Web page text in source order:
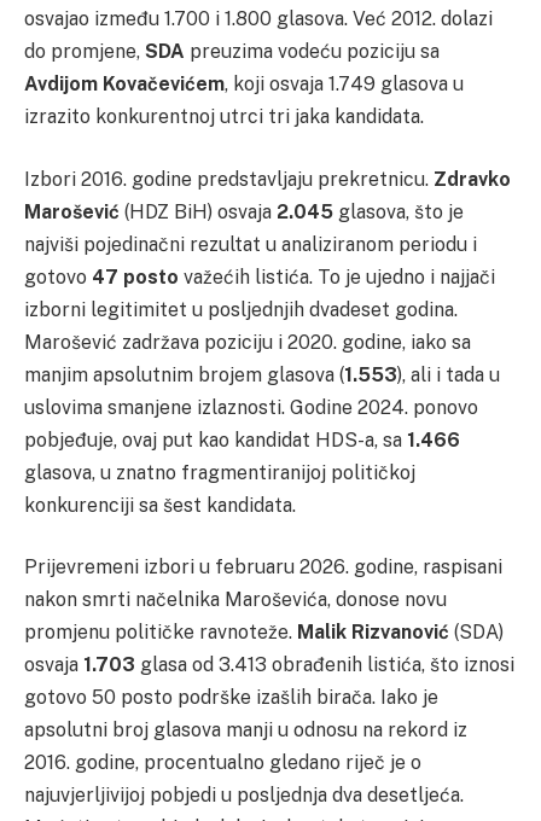
osvajao između 1.700 i 1.800 glasova. Već 2012. dolazi
do promjene, SDA preuzima vodeću poziciju sa
Avdijom Kovačevićem, koji osvaja 1.749 glasova u
izrazito konkurentnoj utrci tri jaka kandidata.
Izbori 2016. godine predstavljaju prekretnicu. Zdravko
Marošević (HDZ BiH) osvaja 2.045 glasova, što je
najviši pojedinačni rezultat u analiziranom periodu i
gotovo 47 posto važećih listića. To je ujedno i najjači
izborni legitimitet u posljednjih dvadeset godina.
Marošević zadržava poziciju i 2020. godine, iako sa
manjim apsolutnim brojem glasova (1.553), ali i tada u
uslovima smanjene izlaznosti. Godine 2024. ponovo
pobjeđuje, ovaj put kao kandidat HDS-a, sa 1.466
glasova, u znatno fragmentiranijoj političkoj
konkurenciji sa šest kandidata.
Prijevremeni izbori u februaru 2026. godine, raspisani
nakon smrti načelnika Maroševića, donose novu
promjenu političke ravnoteže. Malik Rizvanović (SDA)
osvaja 1.703 glasa od 3.413 obrađenih listića, što iznosi
gotovo 50 posto podrške izašlih birača. Iako je
apsolutni broj glasova manji u odnosu na rekord iz
2016. godine, procentualno gledano riječ je o
najuvjerljivijoj pobjedi u posljednja dva desetljeća.